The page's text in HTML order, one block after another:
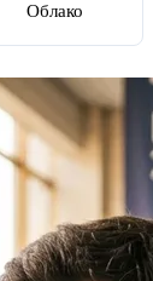
Облако